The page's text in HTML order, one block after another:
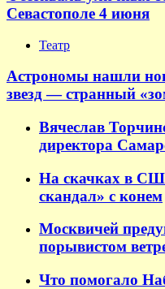
Севастополе 4 июня
Театр
Астрономы нашли
звезд — странный
Вячеслав
директора
На скачках в
скандал» с конем
Москвичей
порывистом
Что помогало